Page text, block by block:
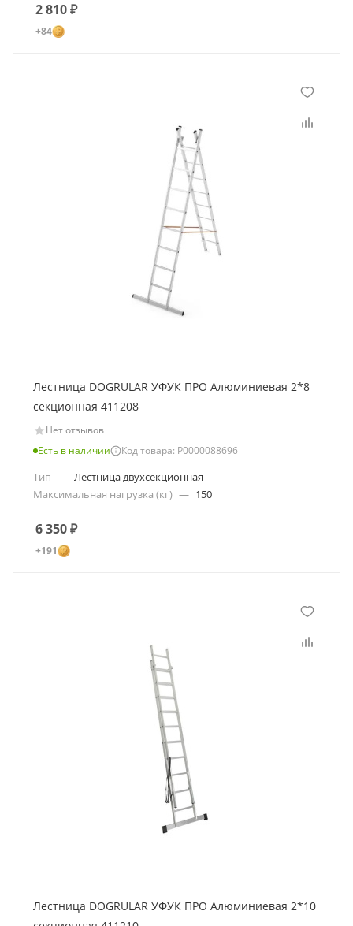
2 810₽
+84
Лестница DOGRULAR УФУК ПРО Алюминиевая 2*8
секционная 411208
Нет отзывов
Есть в наличии
Код товара: Р0000088696
Тип — Лестница двухсекционная
Максимальная нагрузка (кг) — 150
6 350₽
+191
Лестница DOGRULAR УФУК ПРО Алюминиевая 2*10